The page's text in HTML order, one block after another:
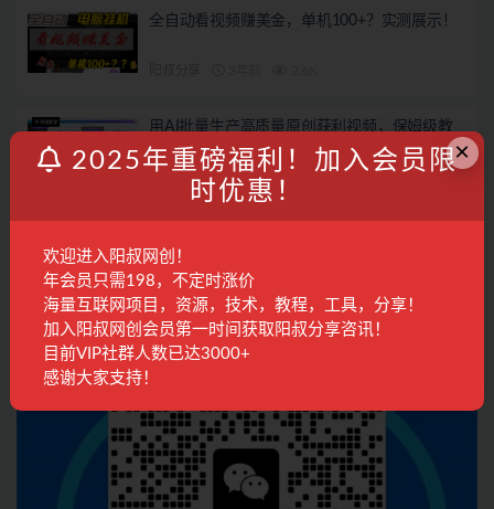
全自动看视频赚美金，单机100+？实测展示！
用AI批量生产高质量原创获利视频，保姆级教
程来了！！
阳叔分享 3年前
×
2025年重磅福利！加入会员限
时优惠！
欢迎进入阳叔网创！
年会员只需198，不定时涨价
海量互联网项目，资源，技术，教程，工具，分享！
加入阳叔网创会员第一时间获取阳叔分享咨讯！
目前VIP社群人数已达3000+
感谢大家支持！